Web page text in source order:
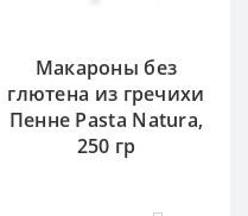
Макароны без
глютена из гречихи
Пенне Pasta Natura,
250 гр